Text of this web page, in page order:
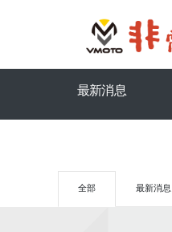
最新消息
全部 最新消息